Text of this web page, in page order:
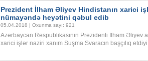
Prezident İlham Əliyev Hindistanın xarici
nümayəndə heyətini qəbul edib
05.04.2018 | Oxunma sayı: 921
Azərbaycan Respublikasının Prezidenti İlham Əliyev
xarici işlər naziri xanım Suşma Svaracın başçılıq